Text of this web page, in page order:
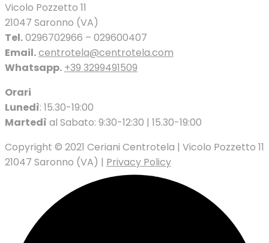
Vicolo Pozzetto 11
21047 Saronno (VA)
Tel.0296702966 – 029600407
Email.centrotela@centrotela.com
Whatsapp. +39 3299491509
Orari
Lunedì: 15.30-19:00
Martedì al Sabato: 9:30-12:30 | 15.30-19:00
Copyright © 2021 Ceriani Centrotela | Vicolo Pozzetto 11
21047 Saronno (VA) | Privacy Policy